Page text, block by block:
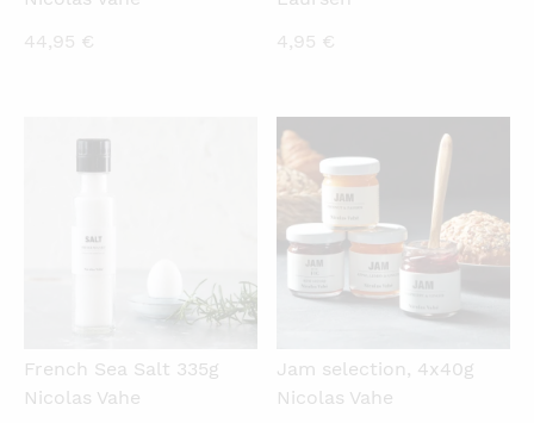
44,95 €
4,95 €
French Sea Salt 335g
Nicolas Vahe
Jam selection, 4x40g
Nicolas Vahe